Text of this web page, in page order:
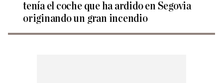
tenía el coche que ha ardido en Segovia
originando un gran incendio